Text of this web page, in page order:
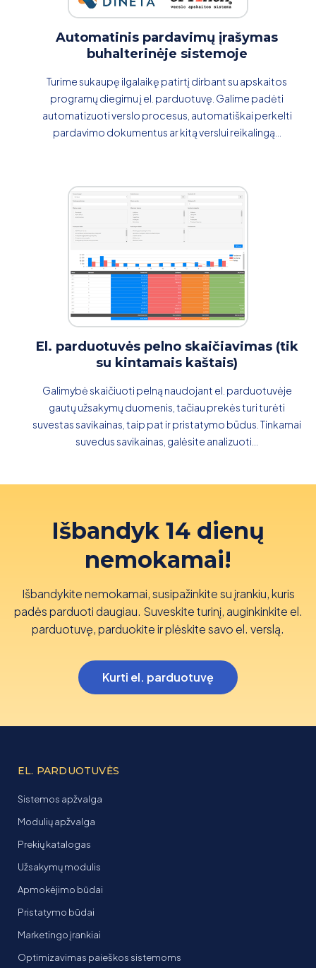
Automatinis pardavimų įrašymas
buhalterinėje sistemoje
Turime sukaupę ilgalaikę patirtį dirbant su apskaitos
programų diegimu į el. parduotuvę. Galime padėti
automatizuoti verslo procesus, automatiškai perkelti
pardavimo dokumentus ar kitą verslui reikalingą...
El. parduotuvės pelno skaičiavimas (tik
su kintamais kaštais)
Galimybė skaičiuoti pelną naudojant el. parduotuvėje
gautų užsakymų duomenis, tačiau prekės turi turėti
suvestas savikainas, taip pat ir pristatymo būdus. Tinkamai
suvedus savikainas, galėsite analizuoti...
Išbandyk 14 dienų
nemokamai!
Išbandykite nemokamai, susipažinkite su įrankiu, kuris
padės parduoti daugiau. Suveskite turinį, auginkinkite el.
parduotuvę, parduokite ir plėskite savo el. verslą.
Kurti el. parduotuvę
EL. PARDUOTUVĖS
Sistemos apžvalga
Modulių apžvalga
Prekių katalogas
Užsakymų modulis
Apmokėjimo būdai
Pristatymo būdai
Marketingo įrankiai
Optimizavimas paieškos sistemoms